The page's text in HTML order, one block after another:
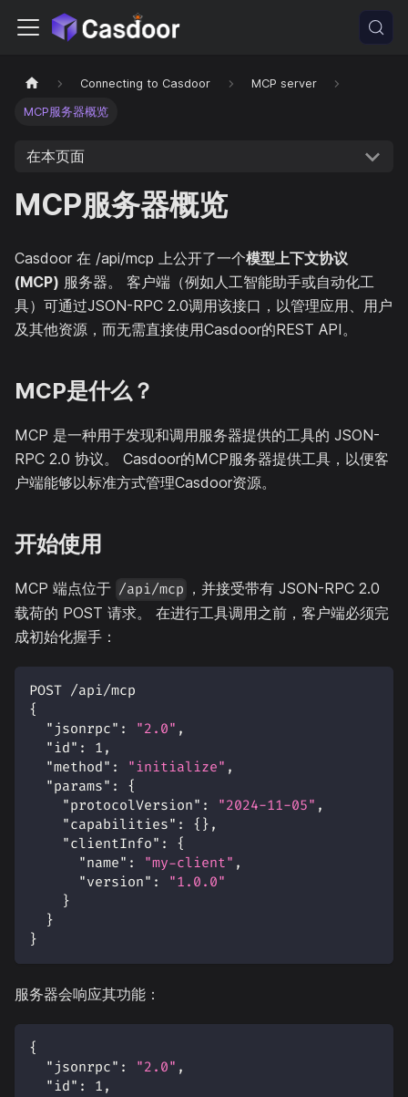
Connecting to Casdoor MCP server
MCP服务器概览
在本页面
MCP服务器概览
Casdoor 在 /api/mcp 上公开了一个模型上下文协议
(MCP) 服务器。 客户端（例如人工智能助手或自动化工
具）可通过JSON-RPC 2.0调用该接口，以管理应用、用户
及其他资源，而无需直接使用Casdoor的REST API。
MCP是什么？
MCP 是一种用于发现和调用服务器提供的工具的 JSON-
RPC 2.0 协议。 Casdoor的MCP服务器提供工具，以便客
户端能够以标准方式管理Casdoor资源。
开始使用
MCP 端点位于 /api/mcp ，并接受带有 JSON-RPC 2.0
载荷的 POST 请求。 在进行工具调用之前，客户端必须完
成初始化握手：
POST /api/mcp
{
"jsonrpc" : "2.0" ,
"id" : 1 ,
"method" : "initialize" ,
"params" :
{
"protocolVersion" : "2024-11-05" ,
"capabilities" : { } ,
"clientInfo" :
{
"name" : "my-client" ,
"version" :
"1.0.0"
}
}
}
服务器会响应其功能：
{
"jsonrpc" : "2.0" ,
"id" : 1 ,